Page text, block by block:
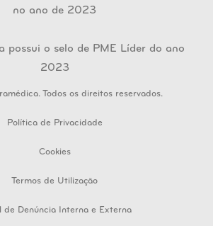
Todos os direitos reservados.
Política de Privacidade
Cookies
Termos de Utilização
de Denúncia Interna e Externa